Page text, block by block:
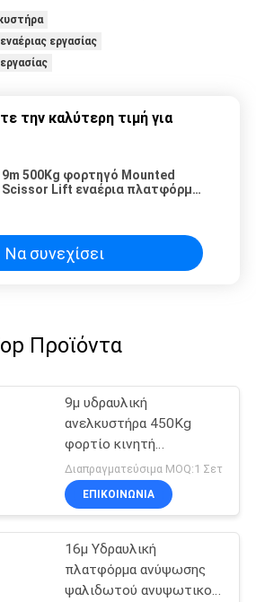
εργασίας
την καλύτερη τιμή για
9m 500Kg φορτηγό Mounted
Scissor Lift εναέρια πλατφόρμα
Να συνεχίσει
Προϊόντα
9μ υδραυλική
ανελκυστήρα 450Kg
φορτίο κινητή
ανελκυστήρα ψαλίδι
Διαπραγματεύσιμα MOQ:1 Σετ
ΕΠΙΚΟΙΝΩΝΙΑ
16μ Υδραυλική
πλατφόρμα ανύψωσης
ψαλιδωτού ανυψωτικού